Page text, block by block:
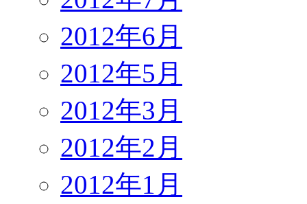
2012年6月
2012年5月
2012年3月
2012年2月
2012年1月